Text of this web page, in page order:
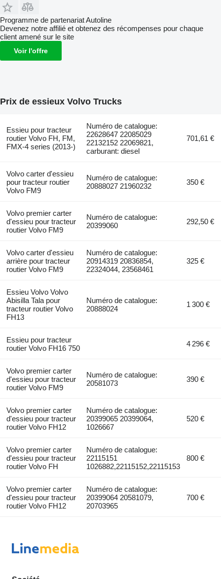
Programme de partenariat Autoline
Devenez notre affilié et obtenez des récompenses pour chaque
client amené sur le site
Voir l'offre
Prix de essieux Volvo Trucks
Essieu pour tracteur
routier Volvo FH, FM,
FMX-4 series (2013-)
Numéro de catalogue:
22628647 22085029
22132152 22069821,
carburant: diesel
701,61 €
Volvo carter d'essieu
pour tracteur routier
Volvo FM9
Numéro de catalogue:
20888027 21960232
350 €
Volvo premier carter
d'essieu pour tracteur
routier Volvo FM9
Numéro de catalogue:
20399060
292,50 €
Volvo carter d'essieu
arrière pour tracteur
routier Volvo FM9
Numéro de catalogue:
20914319 20836854,
22324044, 23568461
325 €
Essieu Volvo Volvo
Abisilla Tala pour
tracteur routier Volvo
FH13
Numéro de catalogue:
20888024
1 300 €
Essieu pour tracteur
routier Volvo FH16 750
4 296 €
Volvo premier carter
d'essieu pour tracteur
routier Volvo FM9
Numéro de catalogue:
20581073
390 €
Volvo premier carter
d'essieu pour tracteur
routier Volvo FH12
Numéro de catalogue:
20399065 20399064,
1026667
520 €
Volvo premier carter
d'essieu pour tracteur
routier Volvo FH
Numéro de catalogue:
22115151
1026882,22115152,22115153
800 €
Volvo premier carter
d'essieu pour tracteur
routier Volvo FH12
Numéro de catalogue:
20399064 20581079,
20703965
700 €